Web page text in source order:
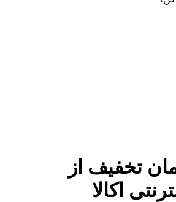
تخفیف از
اکالا